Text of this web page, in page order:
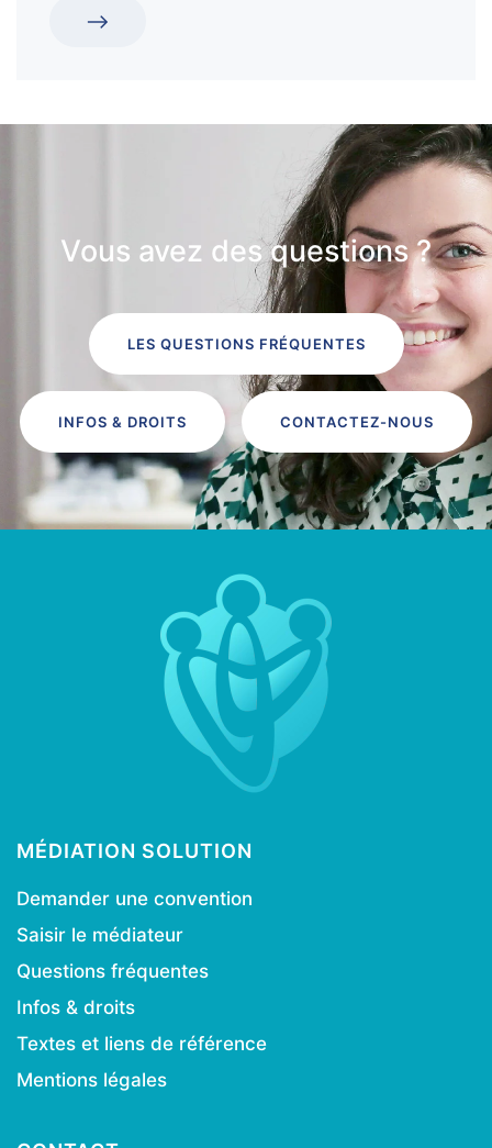
Vous avez des questions ?
LES QUESTIONS FRÉQUENTES
INFOS & DROITS CONTACTEZ-NOUS
MÉDIATION SOLUTION
Demander une convention
Saisir le médiateur
Questions fréquentes
Infos & droits
Textes et liens de référence
Mentions légales